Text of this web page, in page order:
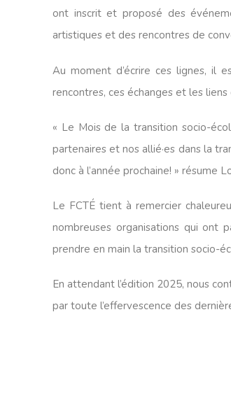
ont inscrit et proposé des
artistiques et des rencontres de
Au moment d’écrire ces lignes, il
rencontres, ces échanges et les
« Le Mois de la transition socio-
partenaires et nos allié·es dans la
donc à l’année prochaine! » résume
Le FCTÉ tient à remercier
nombreuses organisations qui ont
prendre en main la transition socio-
En attendant l’édition 2025, nous
par toute l’effervescence des